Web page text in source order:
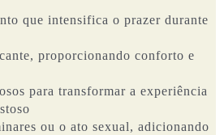
15ml
que intensifica o prazer durante
proporcionando conforto e
para transformar a experiência
ou o ato sexual, adicionando